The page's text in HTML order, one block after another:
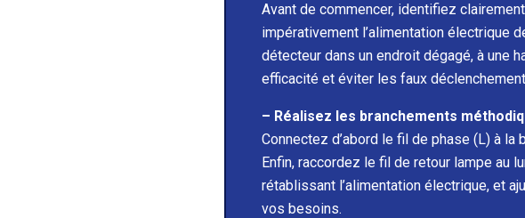
Avant de commencer, identifiez
impérativement l’alimentation électrique
détecteur dans un endroit dégagé, à une
efficacité et éviter les faux
– Réalisez les branchements
Connectez d’abord le fil de phase (L) à
Enfin, raccordez le fil de retour lampe au
rétablissant l’alimentation électrique, et
vos besoins.